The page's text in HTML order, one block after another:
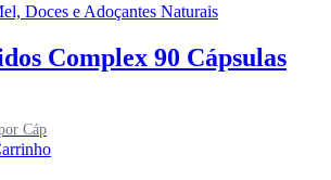
Doces e Adoçantes Naturais
Complex 90 Cápsulas
Cáp